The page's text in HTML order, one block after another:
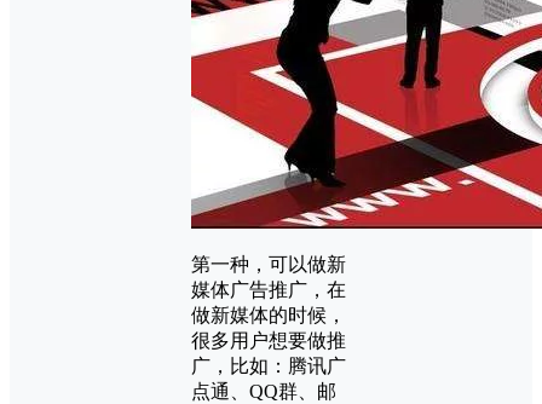
第一种，可以做新
媒体广告推广，在
做新媒体的时候，
很多用户想要做推
广，比如：腾讯广
点通、QQ群、邮